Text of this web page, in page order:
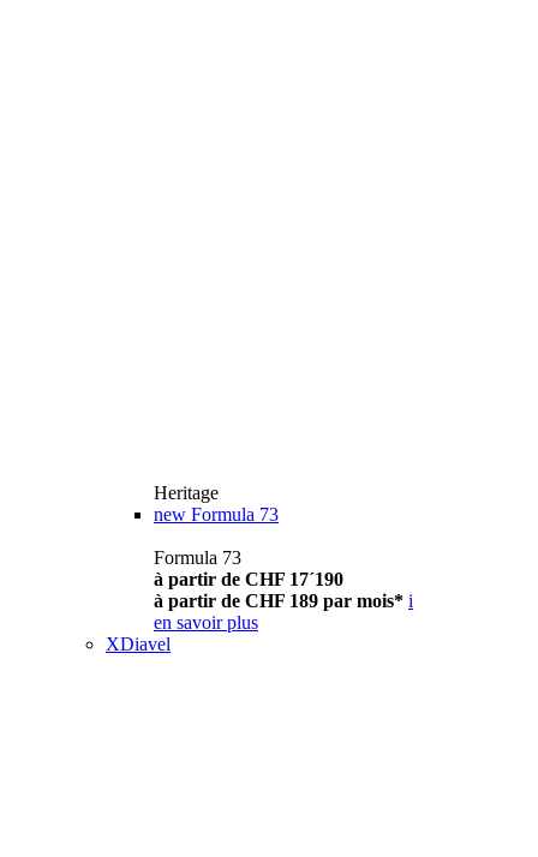
Heritage
new Formula 73
Formula 73
à partir de CHF 17´190
à partir de CHF 189 par mois* i
en savoir plus
XDiavel